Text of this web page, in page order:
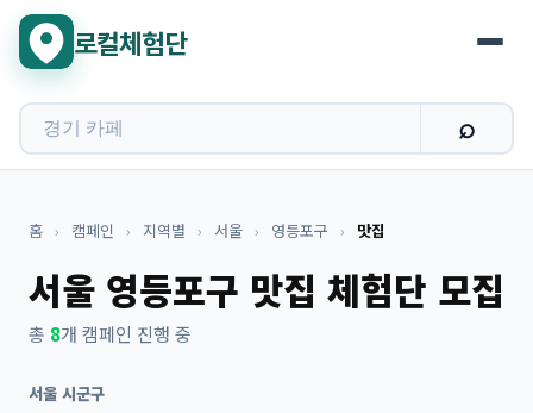
로컬체험단
홈 › 캠페인 › 지역별 › 서울 › 영등포구 › 맛집
서울 영등포구 맛집 체험단 모집
총 8개 캠페인 진행 중
서울 시군구